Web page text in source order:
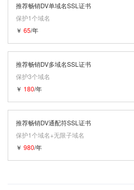
推荐畅销DV单域名SSL证书
保护1个域名
￥ 65/年
推荐畅销DV多域名SSL证书
保护3个域名
￥ 180/年
推荐畅销DV通配符SSL证书
保护1个域名+无限子域名
￥ 980/年